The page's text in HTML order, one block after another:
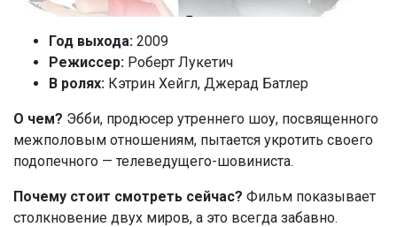
Год выхода: 2009
Режиссер: Роберт Лукетич
В ролях: Кэтрин Хейгл, Джерад Батлер
О чем? Эбби, продюсер утреннего шоу, посвященного
межполовым отношениям, пытается укротить своего
подопечного — телеведущего-шовиниста.
Почему стоит смотреть сейчас? Фильм показывает
столкновение двух миров, а это всегда забавно.